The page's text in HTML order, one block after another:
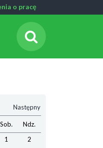
o pracę
Następny
Sob.
Ndz.
1
2